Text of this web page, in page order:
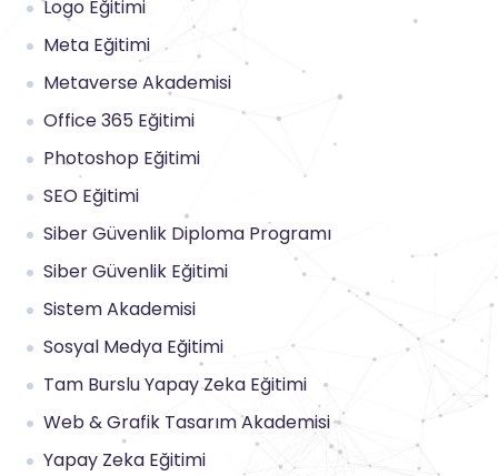
Logo Eğitimi
Meta Eğitimi
Metaverse Akademisi
Office 365 Eğitimi
Photoshop Eğitimi
SEO Eğitimi
Siber Güvenlik Diploma Programı
Siber Güvenlik Eğitimi
Sistem Akademisi
Sosyal Medya Eğitimi
Tam Burslu Yapay Zeka Eğitimi
Web & Grafik Tasarım Akademisi
Yapay Zeka Eğitimi